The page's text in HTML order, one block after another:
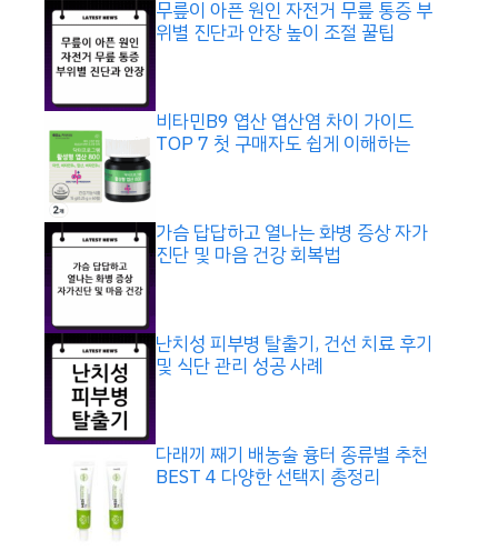
무릎이 아픈 원인 자전거 무릎 통증 부
위별 진단과 안장 높이 조절 꿀팁
비타민B9 엽산 엽산염 차이 가이드
TOP 7 첫 구매자도 쉽게 이해하는
가슴 답답하고 열나는 화병 증상 자가
진단 및 마음 건강 회복법
난치성 피부병 탈출기, 건선 치료 후기
및 식단 관리 성공 사례
다래끼 째기 배농술 흉터 종류별 추천
BEST 4 다양한 선택지 총정리